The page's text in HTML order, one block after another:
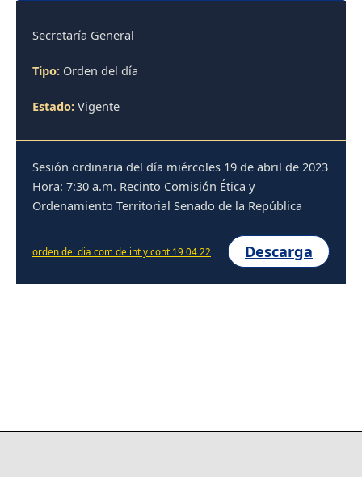
Secretaría General
Tipo: Orden del día
Estado: Vigente
Sesión ordinaria del día miércoles 19 de abril de 2023
Hora: 7:30 a.m. Recinto Comisión Ética y
Ordenamiento Territorial Senado de la República
orden del dia com de int y cont 19 04 22 Descarga